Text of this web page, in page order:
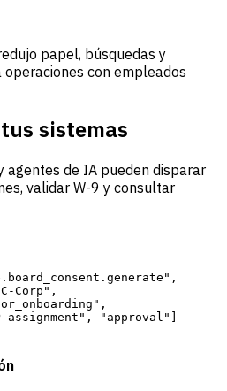
papel, búsquedas y
con empleados
sistemas
agentes de IA pueden disparar
validar W-9 y consultar
Corp",
"approval"]